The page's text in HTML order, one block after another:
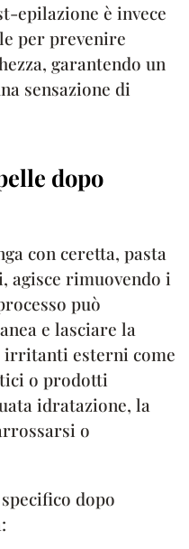
epilazione è invece
per prevenire
garantendo un
sensazione di
dopo
con ceretta, pasta
agisce rimuovendo i
può
e lasciare la
irritanti esterni come
o prodotti
idratazione, la
o
dopo